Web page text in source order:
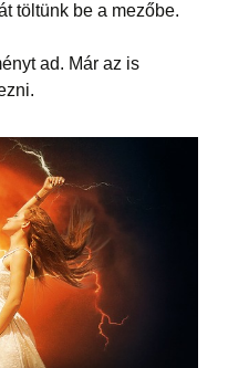
töltünk be a mezőbe.
ad. Már az is